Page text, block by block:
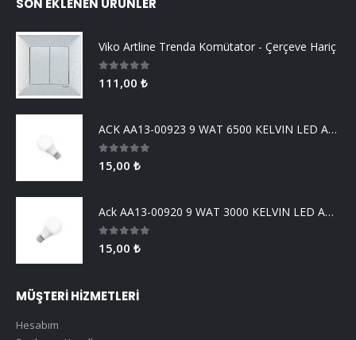
SON EKLENEN ÜRÜNLER
Viko Artline Trenda Komütator - Çerçeve Hariç
0 5 üzerinden
111,00 ₺
ACK AA13-00923 9 WAT 6500 KELVIN LED AMPUL
0 5 üzerinden
15,00 ₺
Ack AA13-00920 9 WAT 3000 KELVIN LED AMPUL
0 5 üzerinden
15,00 ₺
MÜŞTERİ HİZMETLERİ
Hesabım